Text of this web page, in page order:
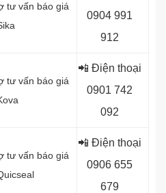
tư vấn báo giá
0904 991
912
tư vấn báo giá
📲 Điện thoại
0901 742
092
tư vấn báo giá
📲 Điện thoại
0906 655
679